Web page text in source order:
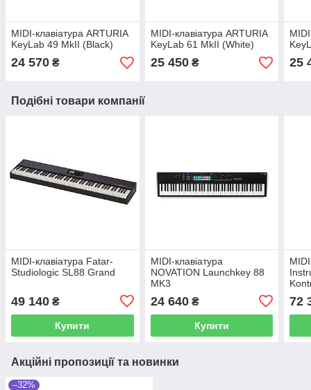
MIDI-клавіатура ARTURIA
KeyLab 49 MkII (Black)
24 570 ₴
MIDI-клавіатура ARTURIA
KeyLab 61 MkII (White)
25 450₴ 25
Подібні товари компанії
MIDI-клавіатура Fatar-
Studiologic SL88 Grand
49 140 ₴
Купити
MIDI-клавіатура
NOVATION Launchkey 88
MK3
24 640₴
Купити
72
Акційні пропозиції та новинки
–32%